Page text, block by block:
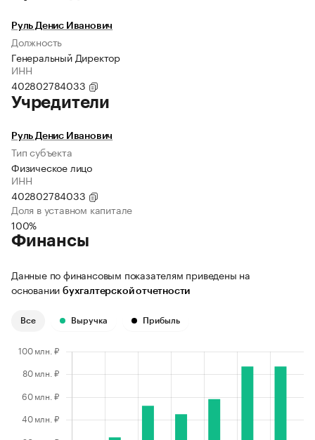
Руль Денис Иванович
Должность
Генеральный Директор
ИНН
402802784033
Учредители
Руль Денис Иванович
Тип субъекта
Физическое лицо
ИНН
402802784033
Доля в уставном капитале
100%
Финансы
Данные по финансовым показателям приведены на
основании бухгалтерской отчетности
Все Выручка Прибыль